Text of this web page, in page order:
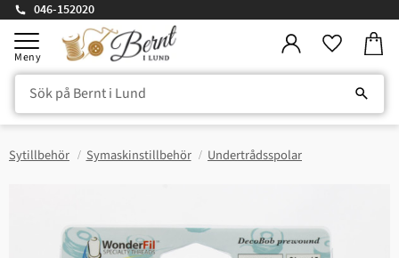
Meny
046-152020
Sytillbehör Symaskinstillbehör Undertrådsspolar